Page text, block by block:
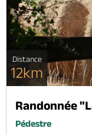
Distance
12km
Randonnée
Pédestre